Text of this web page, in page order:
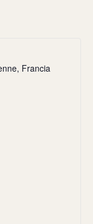
Francia